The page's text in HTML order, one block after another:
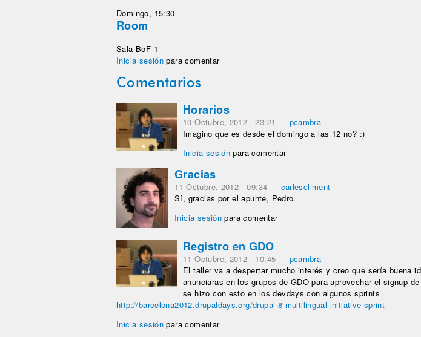
Domingo, 15:30
Room
Sala BoF 1
Inicia sesión para comentar
Comentarios
Horarios
10 Octubre, 2012 - 23:21 — pcambra
Imagino que es desde el domingo a las 12 no? :)
Inicia sesión para comentar
Gracias
11 Octubre, 2012 - 09:34 — carlescliment
Sí, gracias por el apunte, Pedro.
Inicia sesión para comentar
Registro en GDO
11 Octubre, 2012 - 10:45 — pcambra
El taller va a despertar mucho interés y creo que sería buena
anunciaras en los grupos de GDO para aprovechar el signup
se hizo con esto en los devdays con algunos sprints
http://barcelona2012.drupaldays.org/drupal-8-multilingual-initiative-sprint
Inicia sesión para comentar